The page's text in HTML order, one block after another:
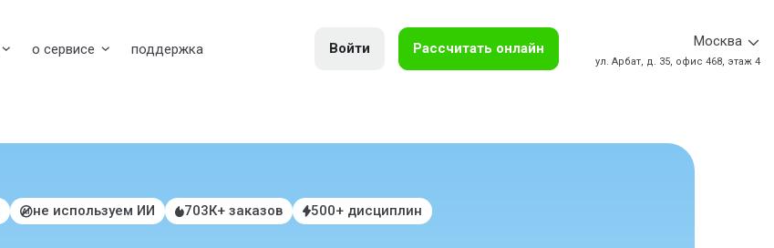
о сервисе поддержка Войти Рассчитать онлайн Москва
ул. Арбат, д. 35, офис 468, этаж 4
не используем ИИ 703К+ заказов 500+ дисциплин